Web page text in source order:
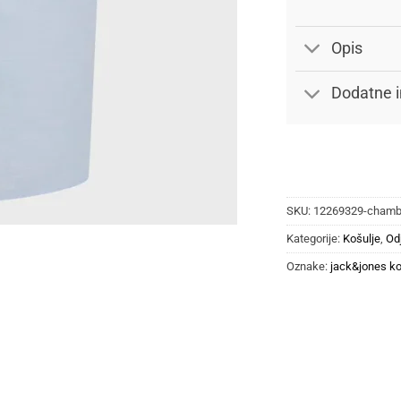
Opis
Dodatne
SKU: 12269329-
Kategorije: Košulje,
Oznake: jack&jones